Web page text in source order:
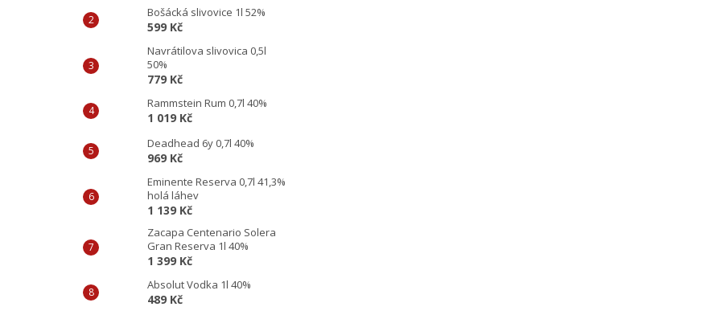
Bošácká slivovice 1l 52%
599 Kč
Navrátilova slivovica 0,5l
50%
779 Kč
Rammstein Rum 0,7l 40%
1 019 Kč
Deadhead 6y 0,7l 40%
969 Kč
Eminente Reserva 0,7l 41,3%
holá láhev
1 139 Kč
Zacapa Centenario Solera
Gran Reserva 1l 40%
1 399 Kč
Absolut Vodka 1l 40%
489 Kč